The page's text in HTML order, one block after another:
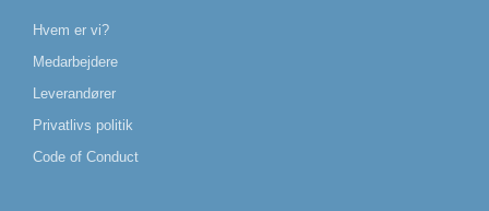
Hvem er vi?
Medarbejdere
Leverandører
Privatlivs politik
Code of Conduct